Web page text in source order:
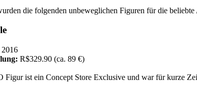
die folgenden unbeweglichen Figuren für die
2016
R$329.90 (ca. 89 €)
Figur ist ein Concept Store Exclusive und war für kurze